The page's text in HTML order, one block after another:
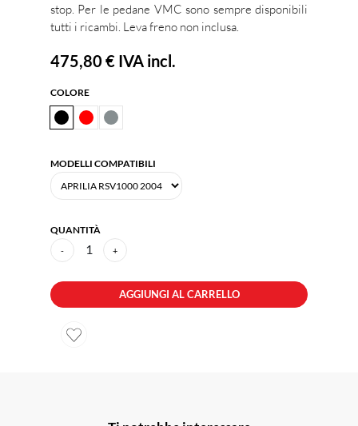
stop. Per le pedane VMC sono sempre disponibili
tutti i ricambi. Leva freno non inclusa.
475,80 € IVA incl.
COLORE
MODELLI COMPATIBILI
QUANTITÀ
- 1 +
AGGIUNGI AL CARRELLO